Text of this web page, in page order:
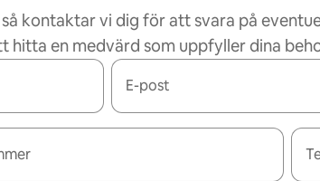
kontaktar vi dig för att svara på
hitta en medvärd som uppfyller dina
E-post